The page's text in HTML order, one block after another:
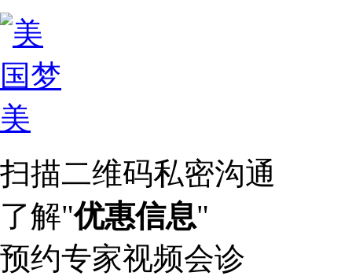
扫描二维码私密沟通
了解"优惠信息"
预约专家视频会诊